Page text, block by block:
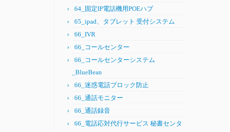
64_固定IP電話機用POEハブ
65_ipad、タブレット 受付システム
66_IVR
66_コールセンター
66_コールセンターシステム
_BlueBean
66_迷惑電話ブロック防止
66_通話モニター
66_通話録音
66_電話応対代行サービス 秘書センタ